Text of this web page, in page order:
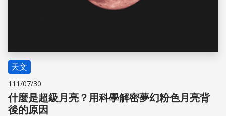
天文
111/07/30
什麼是超級月亮？用科學解密夢幻粉色月亮背
後的原因